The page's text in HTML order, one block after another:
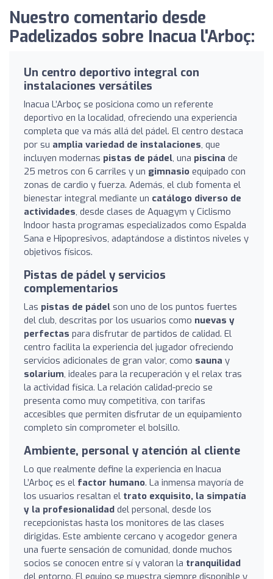
Nuestro comentario desde
Padelizados sobre Inacua l'Arboç:
Un centro deportivo integral con
instalaciones versátiles
Inacua L’Arboç se posiciona como un referente
deportivo en la localidad, ofreciendo una experiencia
completa que va más allá del pádel. El centro destaca
por su amplia variedad de instalaciones, que
incluyen modernas pistas de pádel, una piscina de
25 metros con 6 carriles y un gimnasio equipado con
zonas de cardio y fuerza. Además, el club fomenta el
bienestar integral mediante un catálogo diverso de
actividades, desde clases de Aquagym y Ciclismo
Indoor hasta programas especializados como Espalda
Sana e Hipopresivos, adaptándose a distintos niveles y
objetivos físicos.
Pistas de pádel y servicios
complementarios
Las pistas de pádel son uno de los puntos fuertes
del club, descritas por los usuarios como nuevas y
perfectas para disfrutar de partidos de calidad. El
centro facilita la experiencia del jugador ofreciendo
servicios adicionales de gran valor, como sauna y
solarium, ideales para la recuperación y el relax tras
la actividad física. La relación calidad-precio se
presenta como muy competitiva, con tarifas
accesibles que permiten disfrutar de un equipamiento
completo sin comprometer el bolsillo.
Ambiente, personal y atención al cliente
Lo que realmente define la experiencia en Inacua
L’Arboç es el factor humano. La inmensa mayoría de
los usuarios resaltan el trato exquisito, la simpatía
y la profesionalidad del personal, desde los
recepcionistas hasta los monitores de las clases
dirigidas. Este ambiente cercano y acogedor genera
una fuerte sensación de comunidad, donde muchos
socios se conocen entre sí y valoran la tranquilidad
del entorno. El equipo se muestra siempre disponible y